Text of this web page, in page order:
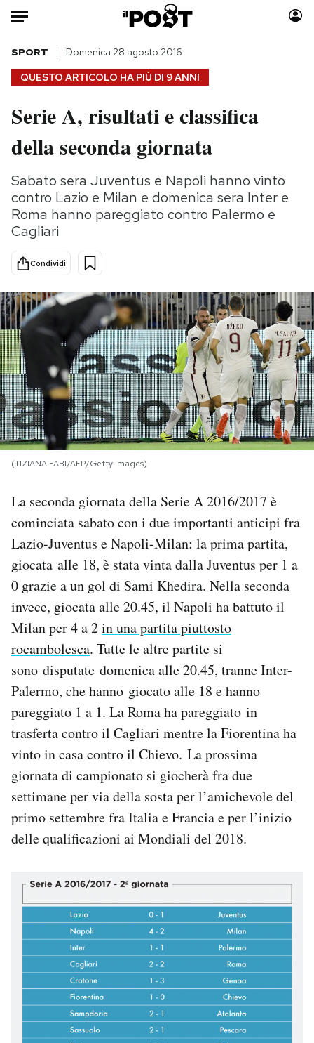
Auto
HOME
Italia
Politica
Tecnologia
Internet
Scienza
Cultura
Economia
Moda
Consumismi
Storie/Idee
Ok Boomer!
Media
PODCAST
NEWSLETTER
I MIEI PREFERITI
CALENDARIO
AREA PERSONALE
Area Personale
Newsletter
Regala il Post
Hai bisogno di aiuto?
Esci
QUESTO ARTICOLO HA PIÙ DI 9 ANNI
SPORT Domenica 28 agosto 2016
Serie A, risultati e classifica
della seconda giornata
Sabato sera Juventus e Napoli hanno vinto
contro Lazio e Milan e domenica sera Inter e
Roma hanno pareggiato contro Palermo e
Cagliari
Condividi
(TIZIANA FABI/AFP/Getty Images)
La seconda giornata della Serie A 2016/2017 è
cominciata sabato con i due importanti anticipi fra
Lazio-Juventus e Napoli-Milan: la prima partita,
giocata alle 18, è stata vinta dalla Juventus per 1 a
0 grazie a un gol di Sami Khedira. Nella seconda
invece, giocata alle 20.45, il Napoli ha battuto il
Milan per 4 a 2in una partita piuttosto
rocambolesca. Tutte le altre partite si
sono disputate domenica alle 20.45, tranne Inter-
Palermo, che hanno giocato alle 18 e hanno
pareggiato 1 a 1. La Roma ha pareggiato in
trasferta contro il Cagliari mentre la Fiorentina ha
vinto in casa contro il Chievo. La prossima
giornata di campionato si giocherà fra due
settimane per via della sosta per l’amichevole del
primo settembre fra Italia e Francia e per l’inizio
delle qualificazioni ai Mondiali del 2018.